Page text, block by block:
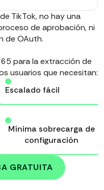
TikTok, no hay una
de aprobación, ni
de OAuth.
para la extracción de
usuarios que necesitan:
Escalado fácil
Mínima sobrecarga de
configuración
GRATUITA